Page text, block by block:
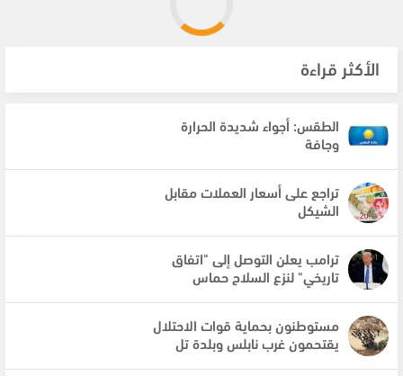
الأكثر قراءة
الطقس: أجواء شديدة الحرارة
وجافة
تراجع على أسعار العملات مقابل
الشيكل
ترامب يعلن التوصل إلى "اتفاق
تاريخي" لنزع السلاح حماس
مستوطنون بحماية قوات الاحتلال
يقتحمون غرب نابلس وبلدة تل